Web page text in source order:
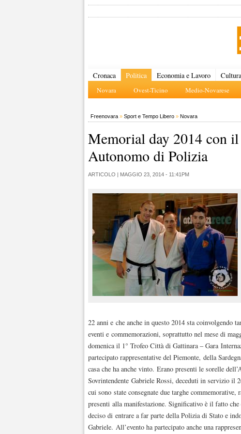
Cronaca Politica
Novara Ovest-Ticino Medio-Novarese
Economia e Lavoro
Freenovara » Sport e Tempo Libero » Novara
Memorial day 2014 con il
Autonomo di Polizia
ARTICOLO | MAGGIO 23, 2014 - 11:41PM
22 anni e che anche in questo 2014 sta coinvolgendo
eventi e commemorazioni, soprattutto nel mese di
domenica il 1° Trofeo Città di Gattinara – Gara
partecipato rappresentative del Piemonte, della
casa che ha anche vinto. Erano presenti le sorelle
Sovrintendente Gabriele Rossi, deceduti in servizio il
cui sono state consegnate due targhe
presenti alla manifestazione. Significativo è il fatto
deciso di entrare a far parte della Polizia di Stato e
Gabriele. All’evento ha partecipato anche una